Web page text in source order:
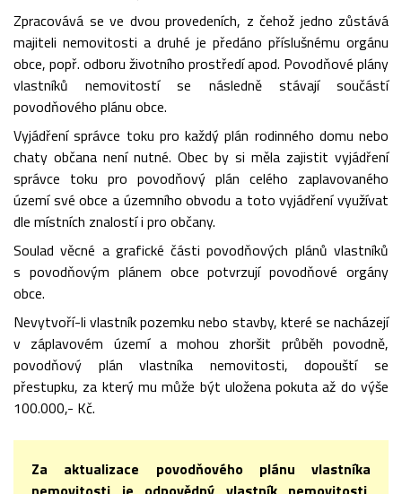
Zpracovává se ve dvou provedeních, z čehož jedno zůstává
majiteli nemovitosti a druhé je předáno příslušnému orgánu
obce, popř. odboru životního prostředí apod. Povodňové plány
vlastníků nemovitostí se následně stávají součástí
povodňového plánu obce.
Vyjádření správce toku pro každý plán rodinného domu nebo
chaty občana není nutné. Obec by si měla zajistit vyjádření
správce toku pro povodňový plán celého zaplavovaného
území své obce a územního obvodu a toto vyjádření využívat
dle místních znalostí i pro občany.
Soulad věcné a grafické části povodňových plánů vlastníků
s povodňovým plánem obce potvrzují povodňové orgány
obce.
Nevytvoří-li vlastník pozemku nebo stavby, které se nacházejí
v záplavovém území a mohou zhoršit průběh povodně,
povodňový plán vlastníka nemovitosti, dopouští se
přestupku, za který mu může být uložena pokuta až do výše
100.000,- Kč.
Za aktualizace povodňového plánu vlastníka